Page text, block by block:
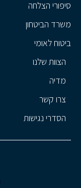
סיפורי הצלחה
משרד הביטחון
ביטוח לאומי
הצוות שלנו
מדיה
צרו קשר
הסדרי נגישות